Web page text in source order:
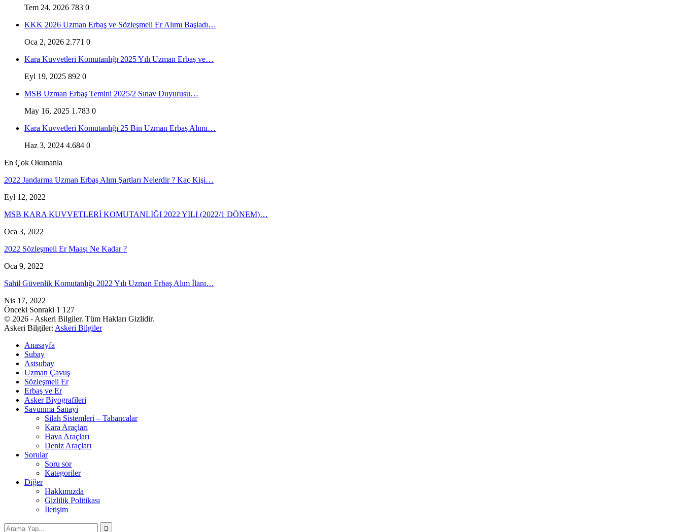
Tem 24, 2026 783 0
KKK 2026 Uzman Erbaş ve Sözleşmeli Er Alımı Başladı…
Oca 2, 2026 2.771 0
Kara Kuvvetleri Komutanlığı 2025 Yılı Uzman Erbaş ve…
Eyl 19, 2025 892 0
MSB Uzman Erbaş Temini 2025/2 Sınav Duyurusu…
May 16, 2025 1.783 0
Kara Kuvvetleri Komutanlığı 25 Bin Uzman Erbaş Alımı…
Haz 3, 2024 4.684 0
En Çok Okunanla
2022 Jandarma Uzman Erbaş Alım Şartları Nelerdir ? Kaç Kişi…
Eyl 12, 2022
MSB KARA KUVVETLERİ KOMUTANLIĞI 2022 YILI (2022/1 DÖNEM)…
Oca 3, 2022
2022 Sözleşmeli Er Maaşı Ne Kadar ?
Oca 9, 2022
Sahil Güvenlik Komutanlığı 2022 Yılı Uzman Erbaş Alım İlanı…
Nis 17, 2022
Önceki Sonraki 1 127
© 2026 - Askeri Bilgiler. Tüm Hakları Gizlidir.
Askeri Bilgiler: Askeri Bilgiler
Anasayfa
Subay
Astsubay
Uzman Çavuş
Sözleşmeli Er
Erbaş ve Er
Asker Biyografileri
Savunma Sanayi
Silah Sistemleri – Tabancalar
Kara Araçları
Hava Araçları
Deniz Araçları
Sorular
Soru sor
Kategoriler
Diğer
Hakkımızda
Gizlilik Politikası
İletişim